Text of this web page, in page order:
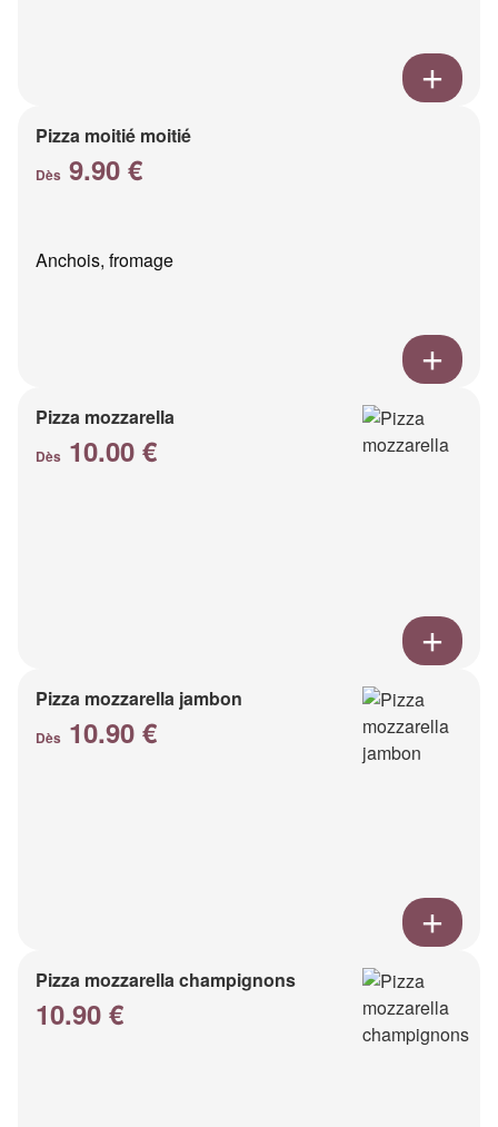
Pizza moitié moitié
Dès 9.90 €
Anchois, fromage
Pizza mozzarella
Dès 10.00 €
Pizza mozzarella jambon
Dès 10.90 €
Pizza mozzarella champignons
10.90 €